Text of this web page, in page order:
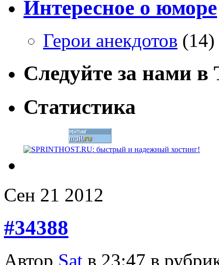
Интересное о юморе
Герои анекдотов (14)
Следуйте за нами
Статистика
Сен 21 2012
#34388
Автор Sat в 23:47 в